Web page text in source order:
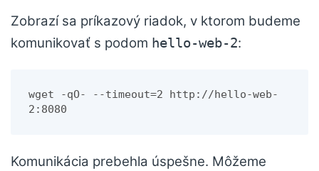
Zobrazí sa príkazový riadok, v ktorom budeme
komunikovať s podom hello-web-2:
wget -qO- --timeout=2 http://hello-web-
2:8080
Komunikácia prebehla úspešne. Môžeme